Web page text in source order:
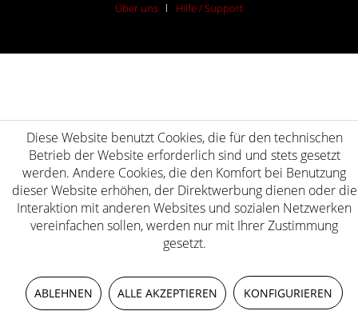
Über uns Hilfe / Support
Diese Website benutzt Cookies, die für den technischen
Betrieb der Website erforderlich sind und stets gesetzt
werden. Andere Cookies, die den Komfort bei Benutzung
dieser Website erhöhen, der Direktwerbung dienen oder die
Interaktion mit anderen Websites und sozialen Netzwerken
vereinfachen sollen, werden nur mit Ihrer Zustimmung
gesetzt.
ABLEHNEN ALLE AKZEPTIEREN KONFIGURIEREN